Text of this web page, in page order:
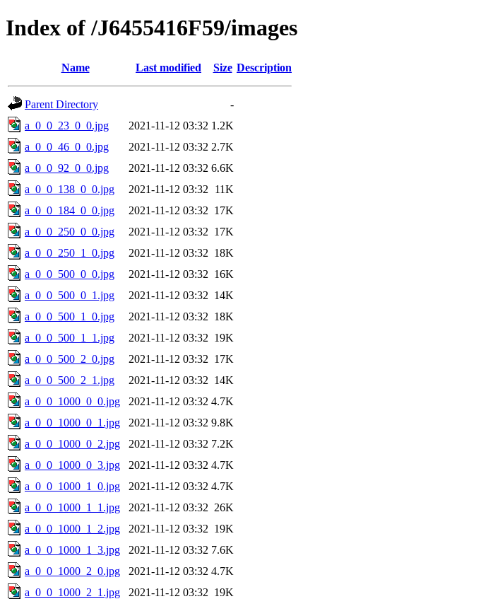
Index of /J6455416F59/images
Name Last modified Size Description
Parent Directory
-
a_0_0_23_0_0.jpg
2021-11-12 03:32 1.2K
a_0_0_46_0_0.jpg
2021-11-12 03:32 2.7K
a_0_0_92_0_0.jpg
2021-11-12 03:32 6.6K
a_0_0_138_0_0.jpg
2021-11-12 03:32
11K
a_0_0_184_0_0.jpg
2021-11-12 03:32 17K
a_0_0_250_0_0.jpg
2021-11-12 03:32 17K
a_0_0_250_1_0.jpg
2021-11-12 03:32 18K
a_0_0_500_0_0.jpg
2021-11-12 03:32 16K
a_0_0_500_0_1.jpg
2021-11-12 03:32 14K
a_0_0_500_1_0.jpg
2021-11-12 03:32 18K
a_0_0_500_1_1.jpg
2021-11-12 03:32 19K
a_0_0_500_2_0.jpg
2021-11-12 03:32 17K
a_0_0_500_2_1.jpg
2021-11-12 03:32 14K
a_0_0_1000_0_0.jpg
2021-11-12 03:32 4.7K
a_0_0_1000_0_1.jpg
2021-11-12 03:32 9.8K
a_0_0_1000_0_2.jpg
2021-11-12 03:32 7.2K
a_0_0_1000_0_3.jpg
2021-11-12 03:32 4.7K
a_0_0_1000_1_0.jpg
2021-11-12 03:32 4.7K
a_0_0_1000_1_1.jpg
2021-11-12 03:32 26K
a_0_0_1000_1_2.jpg
2021-11-12 03:32 19K
a_0_0_1000_1_3.jpg
2021-11-12 03:32 7.6K
a_0_0_1000_2_0.jpg
2021-11-12 03:32 4.7K
a_0_0_1000_2_1.jpg
2021-11-12 03:32 19K